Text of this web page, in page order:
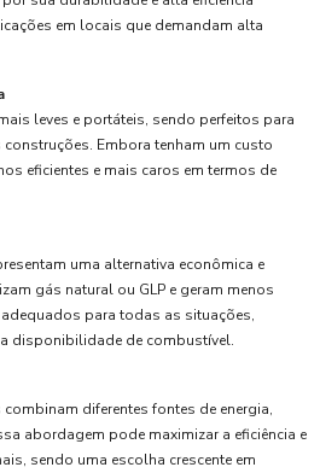
em locais que demandam alta
leves e portáteis, sendo perfeitos para
Embora tenham um custo
eficientes e mais caros em termos de
uma alternativa econômica e
gás natural ou GLP e geram menos
para todas as situações,
disponibilidade de combustível.
diferentes fontes de energia,
abordagem pode maximizar a eficiência e
sendo uma escolha crescente em